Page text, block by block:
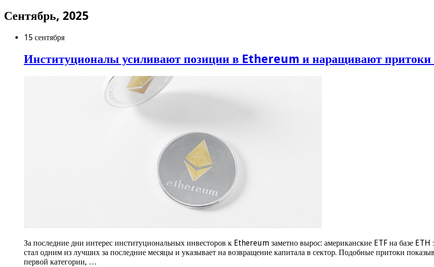
Сентябрь, 2025
15 сентября
Институционалы усиливают позиции в Ethereum и наращивают притоки
За последние дни интерес институциональных инвесторов к Ethereum заметно вырос: американские ETF на базе
стал одним из лучших за последние месяцы и указывает на возвращение капитала в сектор. Подобные притоки
первой категории, …